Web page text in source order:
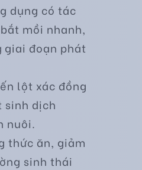
dụng có tác
mồi nhanh,
giai đoạn phát
lột xác đồng
sinh dịch
nuôi.
thức ăn, giảm
sinh thái